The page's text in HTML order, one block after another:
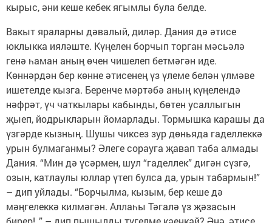
кырыс, әни кеше кебек ягымлы була белде.
Вакыт яраларны дәвалый, диләр. Дания дә әтисе
юклыкка ияләште. Күңелен борчып торган мәсьәлә
генә һаман аның өчен чишелеп бетмәгән иде.
Көннәрдән бер көнне әтисенең үз үлеме белән үлмәве
ишетелде кызга. Беренче мәртәбә аның күңелендә
нәфрәт, үч чаткылары кабынды, бөтен усаллыгын
җыеп, йодрыкларын йомарлады. Тормышка карашы да
үзгәрде кызның. Шушы чиксез зур дөньяда гаделлеккә
урын булмаганмы? Әлеге сорауга җавап таба алмады
Дания. “Мин дә үсәрмен, шул “гаделлек” дигән сүзгә,
озын, катлаулы юллар үтеп булса да, урын табармын!”
– дип уйлады. “Борчылма, кызым, бер кеше дә
мәңгелеккә килмәгән. Аллаһы Тәгалә үз җәзасын